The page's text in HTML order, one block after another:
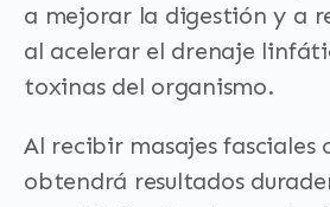
a mejorar la digestión y a
al acelerar el drenaje
toxinas del organismo.
Al recibir masajes fasciales
obtendrá resultados